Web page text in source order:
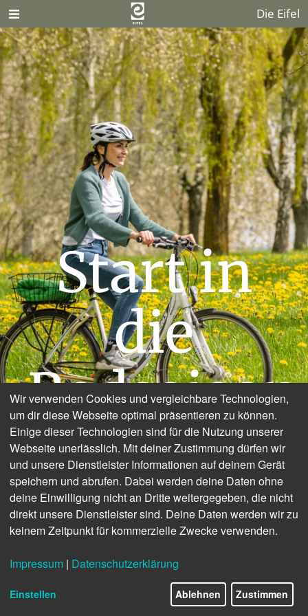
Die Eifel
Start in
die
Radsaison
Wir verwenden Cookies und vergleichbare Technologien,
um dir diese Webseite optimal präsentieren zu können.
Einige dieser Technologien sind für die Nutzung unserer
Webseite unerlässlich. Mit deiner Zustimmung dürfen wir
und unsere Dienstleister Informationen auf deinem Gerät
speichern und abrufen. Dabei werden deine Daten ohne
deine Einwilligung nicht an Dritte weitergegeben, die nicht
direkt unsere Dienstleister sind. Deine Daten werden wir zu
keinem Zeitpunkt für kommerzielle Zwecke verwenden.
Impressum | Datenschutzerklärung
Einstellen Ablehnen Zustimmen